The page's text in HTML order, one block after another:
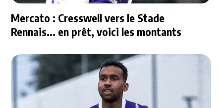
Mercato : Cresswell vers le Stade
Rennais... en prêt, voici les montants